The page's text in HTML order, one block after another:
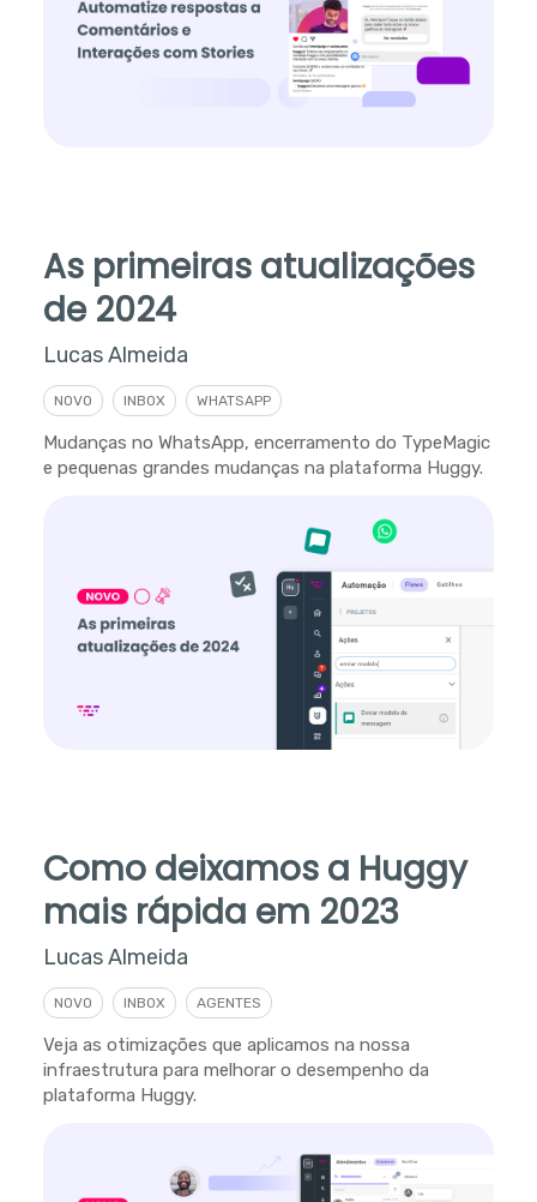
As primeiras atualizações
de 2024
Lucas Almeida
NOVO INBOX WHATSAPP
Mudanças no WhatsApp, encerramento do TypeMagic
e pequenas grandes mudanças na plataforma Huggy.
Como deixamos a Huggy
mais rápida em 2023
Lucas Almeida
NOVO INBOX AGENTES
Veja as otimizações que aplicamos na nossa
infraestrutura para melhorar o desempenho da
plataforma Huggy.